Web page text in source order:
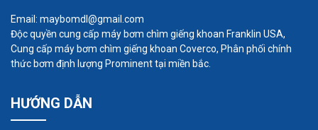
Tạo ra được một lượng khí rất lớn với máy
Email: maybomdl@gmail.com
Độc quyền cung cấp máy bơm chìm giếng khoan Franklin USA,
Cung cấp máy bơm chìm giếng khoan Coverco, Phân phối chính
thức bơm định lượng Prominent tại miền bắc.
HƯỚNG DẪN